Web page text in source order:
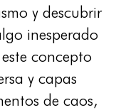
y descubrir
inesperado
concepto
y capas
de caos,